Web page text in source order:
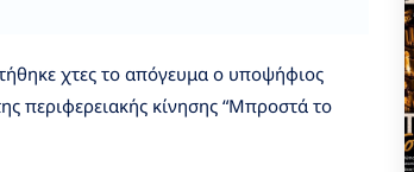
χτες το απόγευμα ο υποψήφιος
περιφερειακής κίνησης “Μπροστά το